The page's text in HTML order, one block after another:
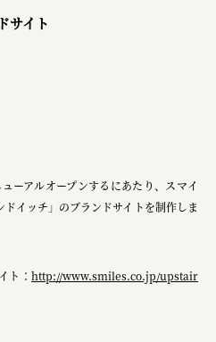
サイト
ーアルオープンするにあたり、スマイ
イッチ」のブランドサイトを制作しま
ト： http://www.smiles.co.jp/upstair